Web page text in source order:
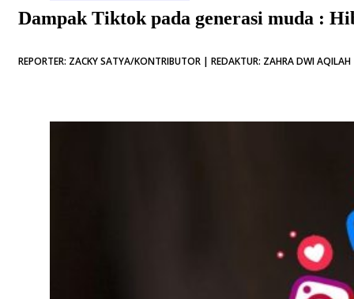
Dampak Tiktok pada generasi muda :
REPORTER: ZACKY SATYA/KONTRIBUTOR | REDAKTUR: ZAHRA DWI